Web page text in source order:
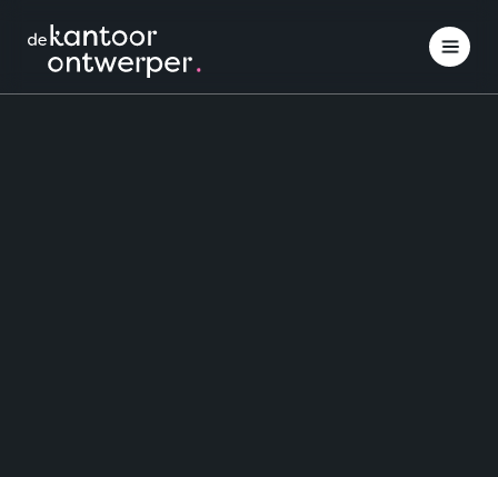
Interieuradvies
Inspiratie opdoen